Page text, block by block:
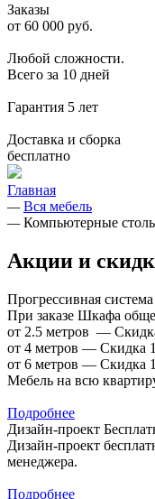
Заказы
от 60 000 руб.
Любой сложности.
Всего за 10 дней
Гарантия 5 лет
Доставка и сборка
бесплатно
Главная
— Вся мебель
— Компьютерные
Акции и
Прогрессивная
При заказе Шкафа
от 2.5 метров —
от 4 метров — Скидка
от 6 метров — Скидка
Мебель на всю
Подробнее
Дизайн-проект
Дизайн-проект
менеджера.
Подробнее